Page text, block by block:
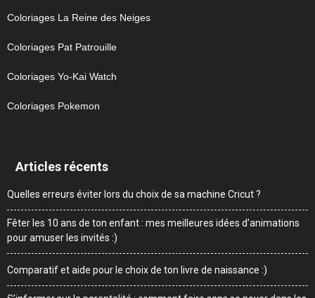
Coloriages La Reine des Neiges
Coloriages Pat Patrouille
Coloriages Yo-Kai Watch
Coloriages Pokemon
Articles récents
Quelles erreurs éviter lors du choix de sa machine Cricut ?
Fêter les 10 ans de ton enfant : mes meilleures idées d’animations
pour amuser les invités :)
Comparatif et aide pour le choix de ton livre de naissance :)